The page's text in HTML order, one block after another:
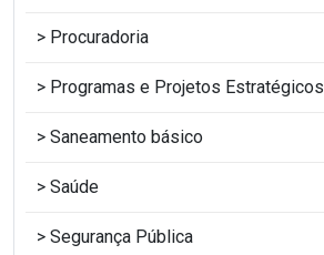
Procuradoria
Programas e Projetos Estratégicos
Saneamento básico
Saúde
Segurança Pública